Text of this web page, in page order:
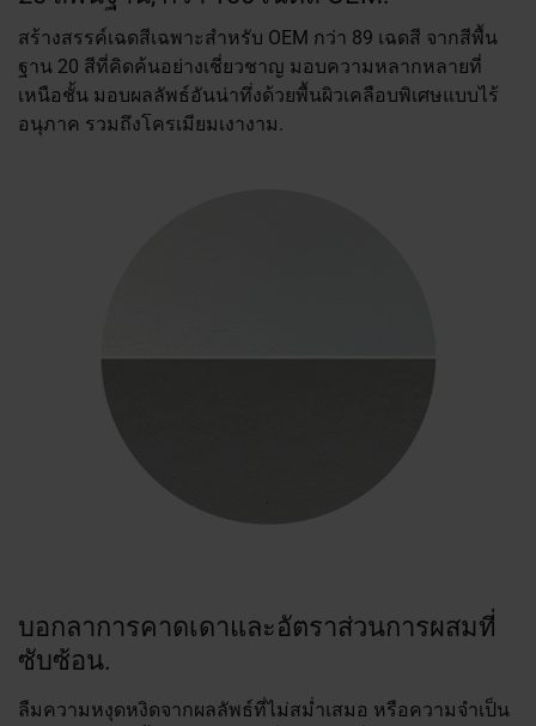
สร้างสรรค์เฉดสีเฉพาะสำหรับ OEM กว่า 89 เฉดสี จากสีพื้น
ฐาน 20 สีที่คิดค้นอย่างเชี่ยวชาญ มอบความหลากหลายที่
เหนือชั้น มอบผลลัพธ์อันน่าทึ่งด้วยพื้นผิวเคลือบพิเศษแบบไร้
อนุภาค รวมถึงโครเมียมเงางาม.
บอกลาการคาดเดาและอัตราส่วนการผสมที่
ซับซ้อน.
ลืมความหงุดหงิดจากผลลัพธ์ที่ไม่สม่ำเสมอ หรือความจำเป็น